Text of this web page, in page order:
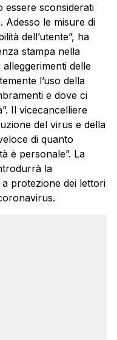
essere sconsiderati
Adesso le misure di
dell’utente”, ha
stampa nella
delle
l’uso della
e dove ci
Il vicecancelliere
del virus e della
di quanto
è personale”. La
la
protezione dei lettori